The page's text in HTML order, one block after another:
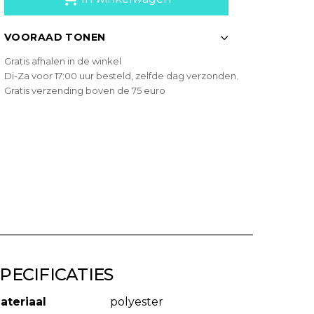
VOORAAD TONEN
Gratis afhalen in de winkel
Di-Za voor 17:00 uur besteld, zelfde dag verzonden.
Gratis verzending boven de 75 euro
polyester